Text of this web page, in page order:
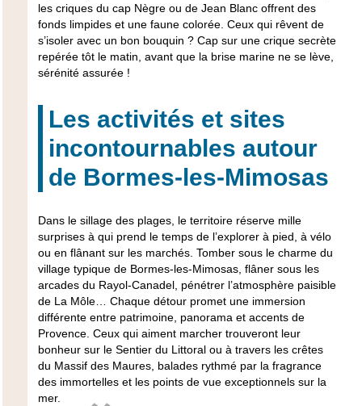
les criques du cap Nègre ou de Jean Blanc offrent des
fonds limpides et une faune colorée. Ceux qui rêvent de
s’isoler avec un bon bouquin ? Cap sur une crique secrète
repérée tôt le matin, avant que la brise marine ne se lève,
sérénité assurée !
Les activités et sites
incontournables autour
de Bormes-les-Mimosas
Dans le sillage des plages, le territoire réserve mille
surprises à qui prend le temps de l’explorer à pied, à vélo
ou en flânant sur les marchés. Tomber sous le charme du
village typique de Bormes-les-Mimosas, flâner sous les
arcades du Rayol-Canadel, pénétrer l’atmosphère paisible
de La Môle… Chaque détour promet une immersion
différente entre patrimoine, panorama et accents de
Provence. Ceux qui aiment marcher trouveront leur
bonheur sur le Sentier du Littoral ou à travers les crêtes
du Massif des Maures, balades rythmé par la fragrance
des immortelles et les points de vue exceptionnels sur la
mer.